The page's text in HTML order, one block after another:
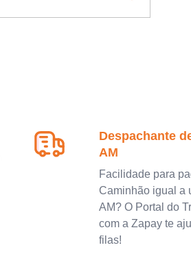
Despachante
AM
Facilidade para
Caminhão igual a
AM? O Portal do
com a Zapay te
filas!